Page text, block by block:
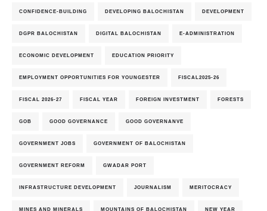
CONFIDENCE-BUILDING DEVELOPING BALOCHISTAN DEVELOPMENT
DGPR BALOCHISTAN DIGITAL BALOCHISTAN E-ADMINISTRATION
ECONOMIC DEVELOPMENT EDUCATION PRIORITY
EMPLOYMENT OPPORTUNITIES FOR YOUNGESTER FISCAL2025-26
FISCAL 2026-27 FISCAL YEAR FOREIGN INVESTMENT FORESTS
GOB GOOD GOVERNANCE GOOD GOVERNANVE
GOVERNMENT JOBS GOVERNMENT OF BALOCHISTAN
GOVERNMENT REFORM GWADAR PORT
INFRASTRUCTURE DEVELOPMENT JOURNALISM MERITOCRACY
MINES AND MINERALS MOUNTAINS OF BALOCHISTAN NEW YEAR